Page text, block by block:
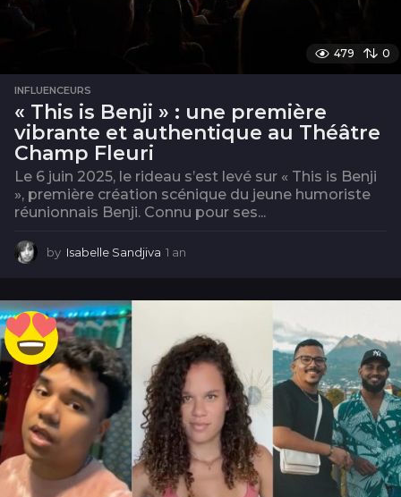
479 0
INFLUENCEURS
« This is Benji » : une première
vibrante et authentique au Théâtre
Champ Fleuri
Le 6 juin 2025, le rideau s’est levé sur « This is Benji
», première création scénique du jeune humoriste
réunionnais Benji. Connu pour ses...
by Isabelle Sandjiva 1 an